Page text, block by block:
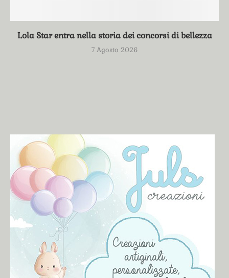
Lola Star entra nella storia dei concorsi di bellezza
7 Agosto 2026